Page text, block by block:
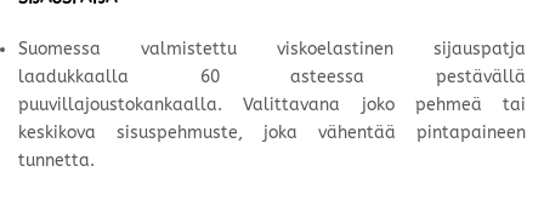
Suomessa valmistettu viskoelastinen sijauspatja
laadukkaalla 60 asteessa pestävällä
puuvillajoustokankaalla. Valittavana joko pehmeä tai
keskikova sisuspehmuste, joka vähentää pintapaineen
tunnetta.